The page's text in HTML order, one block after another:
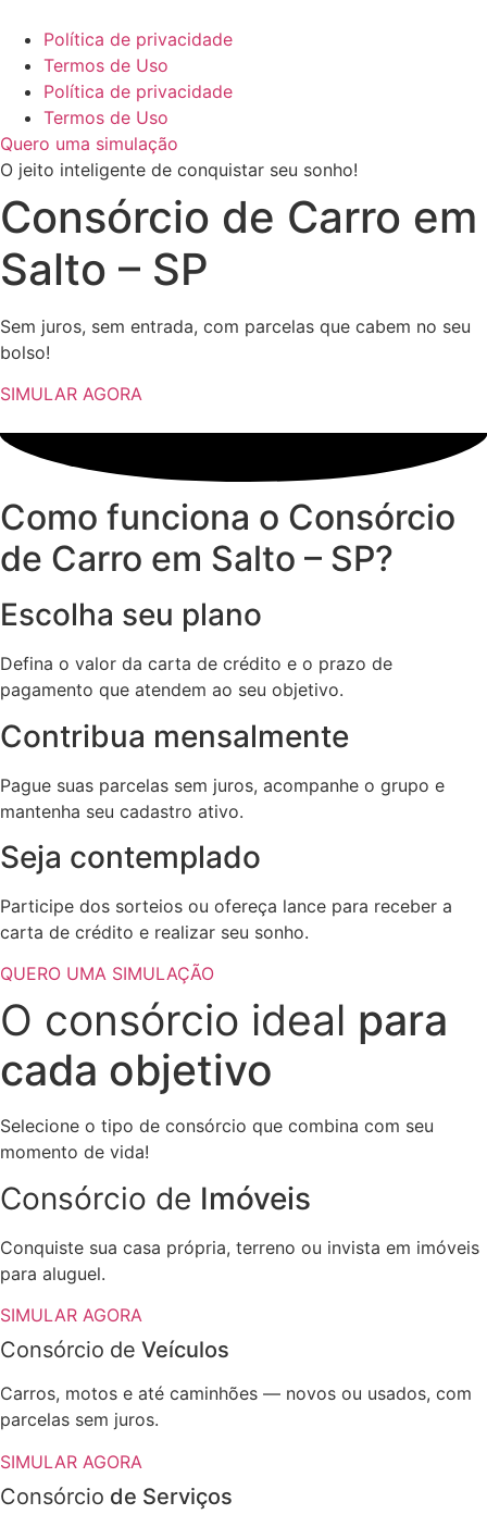
para
conteúdo
Política de privacidade
Termos de Uso
Política de privacidade
Termos de Uso
Quero uma simulação
O jeito inteligente de conquistar seu sonho!
Consórcio de Carro em
Salto – SP
Sem juros, sem entrada, com parcelas que cabem no seu
bolso!
SIMULAR AGORA
Como funciona o Consórcio
de Carro em Salto – SP?
Escolha seu plano
Defina o valor da carta de crédito e o prazo de
pagamento que atendem ao seu objetivo.
Contribua mensalmente
Pague suas parcelas sem juros, acompanhe o grupo e
mantenha seu cadastro ativo.
Seja contemplado
Participe dos sorteios ou ofereça lance para receber a
carta de crédito e realizar seu sonho.
QUERO UMA SIMULAÇÃO
O consórcio ideal para
cada objetivo
Selecione o tipo de consórcio que combina com seu
momento de vida!
Consórcio de Imóveis
Conquiste sua casa própria, terreno ou invista em imóveis
para aluguel.
SIMULAR AGORA​
Consórcio de Veículos
Carros, motos e até caminhões — novos ou usados, com
parcelas sem juros.
SIMULAR AGORA
Consórcio de Serviços